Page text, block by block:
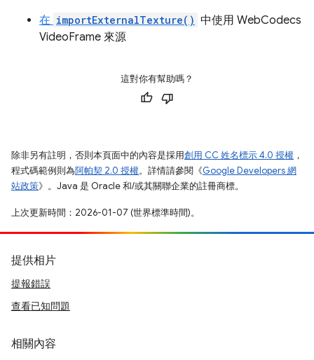
在 importExternalTexture() 中使用 WebCodecs
VideoFrame 來源
這對你有幫助嗎？
除非另有註明，否則本頁面中的內容是採用創用 CC 姓名標示 4.0 授權 ，
程式碼範例則為阿帕契 2.0 授權。詳情請參閱《Google Developers 網
站政策》。Java 是 Oracle 和/或其關聯企業的註冊商標。
上次更新時間：2026-01-07 (世界標準時間)。
提供相片
提報錯誤
查看已知問題
相關內容